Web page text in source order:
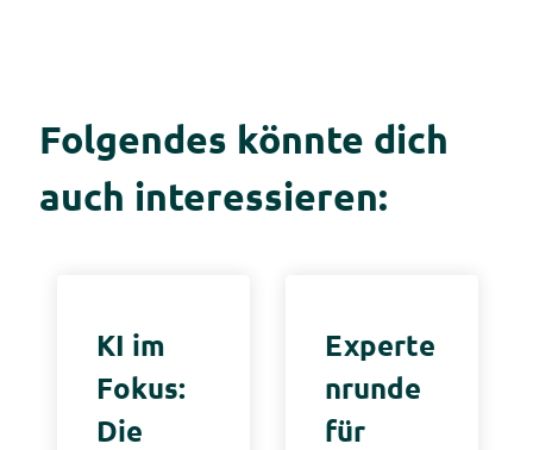
Folgendes könnte dich
auch interessieren:
KI im
Fokus:
Die
Experte
nrunde
für